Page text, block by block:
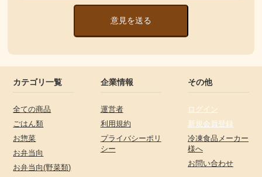
意見を送る
カテゴリ一覧
全ての商品
ごはん類
お惣菜
お弁当向
お弁当向(野菜類)
企業情報
運営者
利用規約
プライバシーポリ
シー
その他
ログイン
新規会員登録
冷凍食品メーカー
様へ
お問い合わせ